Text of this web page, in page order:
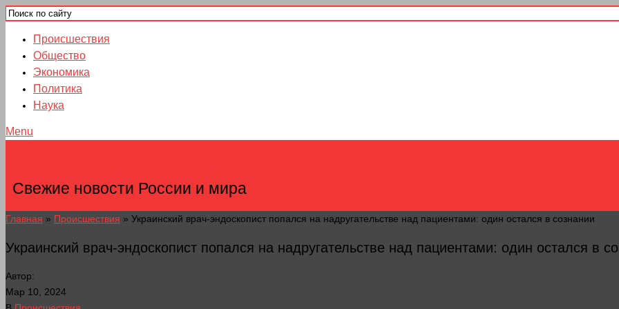
Происшествия
Общество
Экономика
Политика
Наука
Menu
Свежие новости России и мира
Главная » Происшествия » Украинский врач-эндоскопист попался на надругательстве над пациентами: один остался в сознании
Украинский врач-эндоскопист попался на надругательстве над пациентами: один остался в
Автор:
Мар 10, 2024